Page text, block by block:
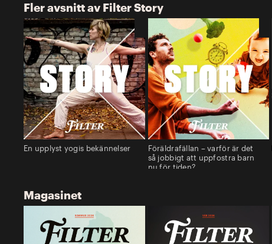
Fler avsnitt av Filter Story
En upplyst yogis bekännelser
Föräldrafällan – varför är det
så jobbigt att uppfostra barn
nu för tiden?
Magasinet